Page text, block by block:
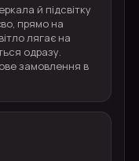
й підсвітку
прямо на
лягає на
одразу.
замовлення в